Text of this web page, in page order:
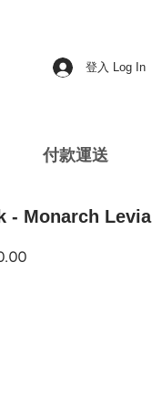
登入 Log In
付款運送
- Monarch Levia
促